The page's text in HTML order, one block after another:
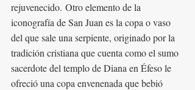
rejuvenecido. Otro elemento de la
iconografía de San Juan es la copa o vaso
del que sale una serpiente, originado por la
tradición cristiana que cuenta como el sumo
sacerdote del templo de Diana en Éfeso le
ofreció una copa envenenada que bebió